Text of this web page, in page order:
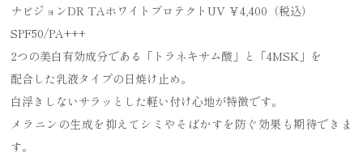
ナビジョンDR TAホワイトプロテクトUV ￥4,400（税込）
SPF50/PA+++
2つの美白有効成分である「トラネキサム酸」と「4MSK」を
配合した乳液タイプの日焼け止め。
白浮きしないサラッとした軽い付け心地が特徴です。
メラニンの生成を抑えてシミやそばかすを防ぐ効果も期待できま
す。